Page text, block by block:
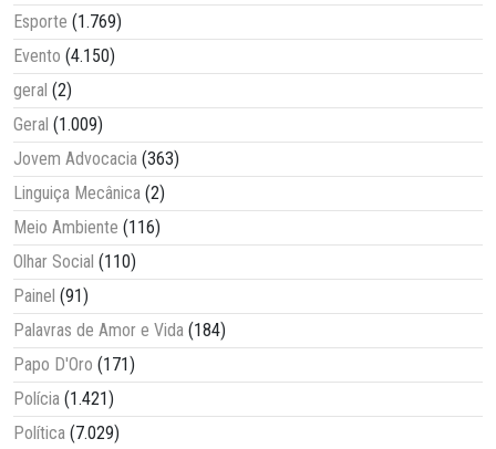
Esporte (1.769)
Evento (4.150)
geral (2)
Geral (1.009)
Jovem Advocacia (363)
Linguiça Mecânica (2)
Meio Ambiente (116)
Olhar Social (110)
Painel (91)
Palavras de Amor e Vida (184)
Papo D'Oro (171)
Polícia (1.421)
Política (7.029)